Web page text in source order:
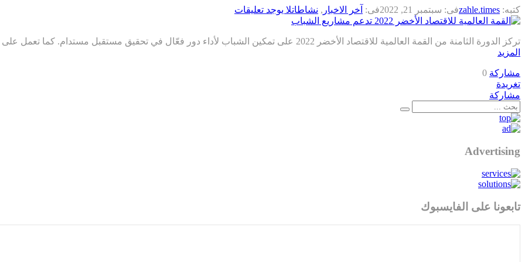
كتبه: zahle.timesفى: سبتمبر 21, 2022 فى: آخر الاخبار , نشاطاتلا يوجد تعليقات
تركز الدورة الثامنة من القمة العالمية للاقتصاد الأخضر 2022 على تمكين الشباب لأداء دور فعّال في تحقيق مستقبل مستدام. كما تعمل على دفع عجلة التغيير الإيجابي وتسريع التحول نحو الطاقة المتجددة....
المزيد
مشاركة 0
تغريدة
مشاركة
Advertising
تابعونا على الفايسبوك